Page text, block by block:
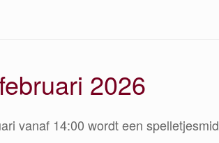
2026
vanaf 14:00 wordt een